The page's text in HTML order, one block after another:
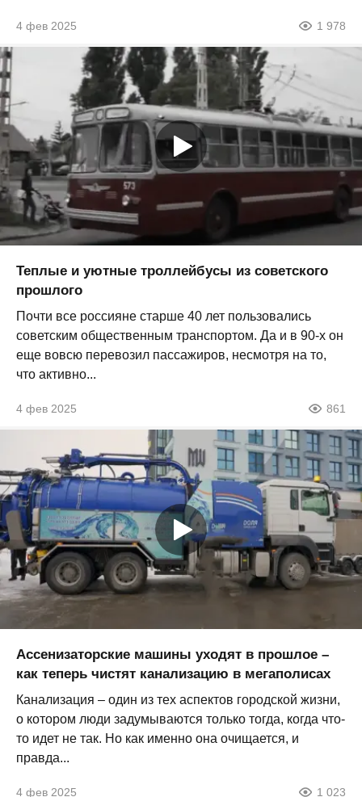
4 фев 2025 1 978
Теплые и уютные троллейбусы из советского
прошлого
Почти все россияне старше 40 лет пользовались
советским общественным транспортом. Да и в 90-х он
еще вовсю перевозил пассажиров, несмотря на то,
что активно...
4 фев 2025 861
Ассенизаторские машины уходят в прошлое –
как теперь чистят канализацию в мегаполисах
Канализация – один из тех аспектов городской жизни,
о котором люди задумываются только тогда, когда что-
то идет не так. Но как именно она очищается, и
правда...
4 фев 2025 1 023